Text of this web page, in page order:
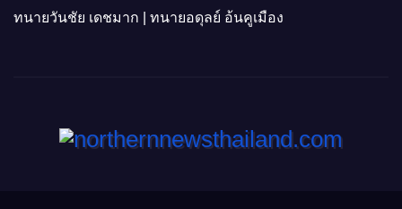
ทนายวันชัย เดชมาก | ทนายอดุลย์ อ้นคูเมือง